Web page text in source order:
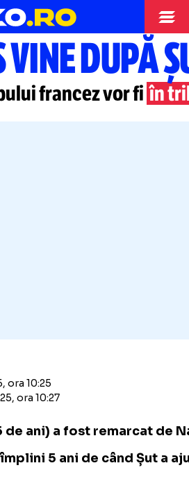
DUPĂ
francez vor fi în
ora 10:25
ora 10:27
de ani) a fost remarcat de
5 ani de când Șut a